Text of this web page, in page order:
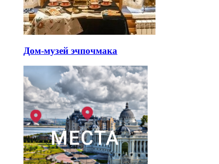
Дом-музей эчпочмака